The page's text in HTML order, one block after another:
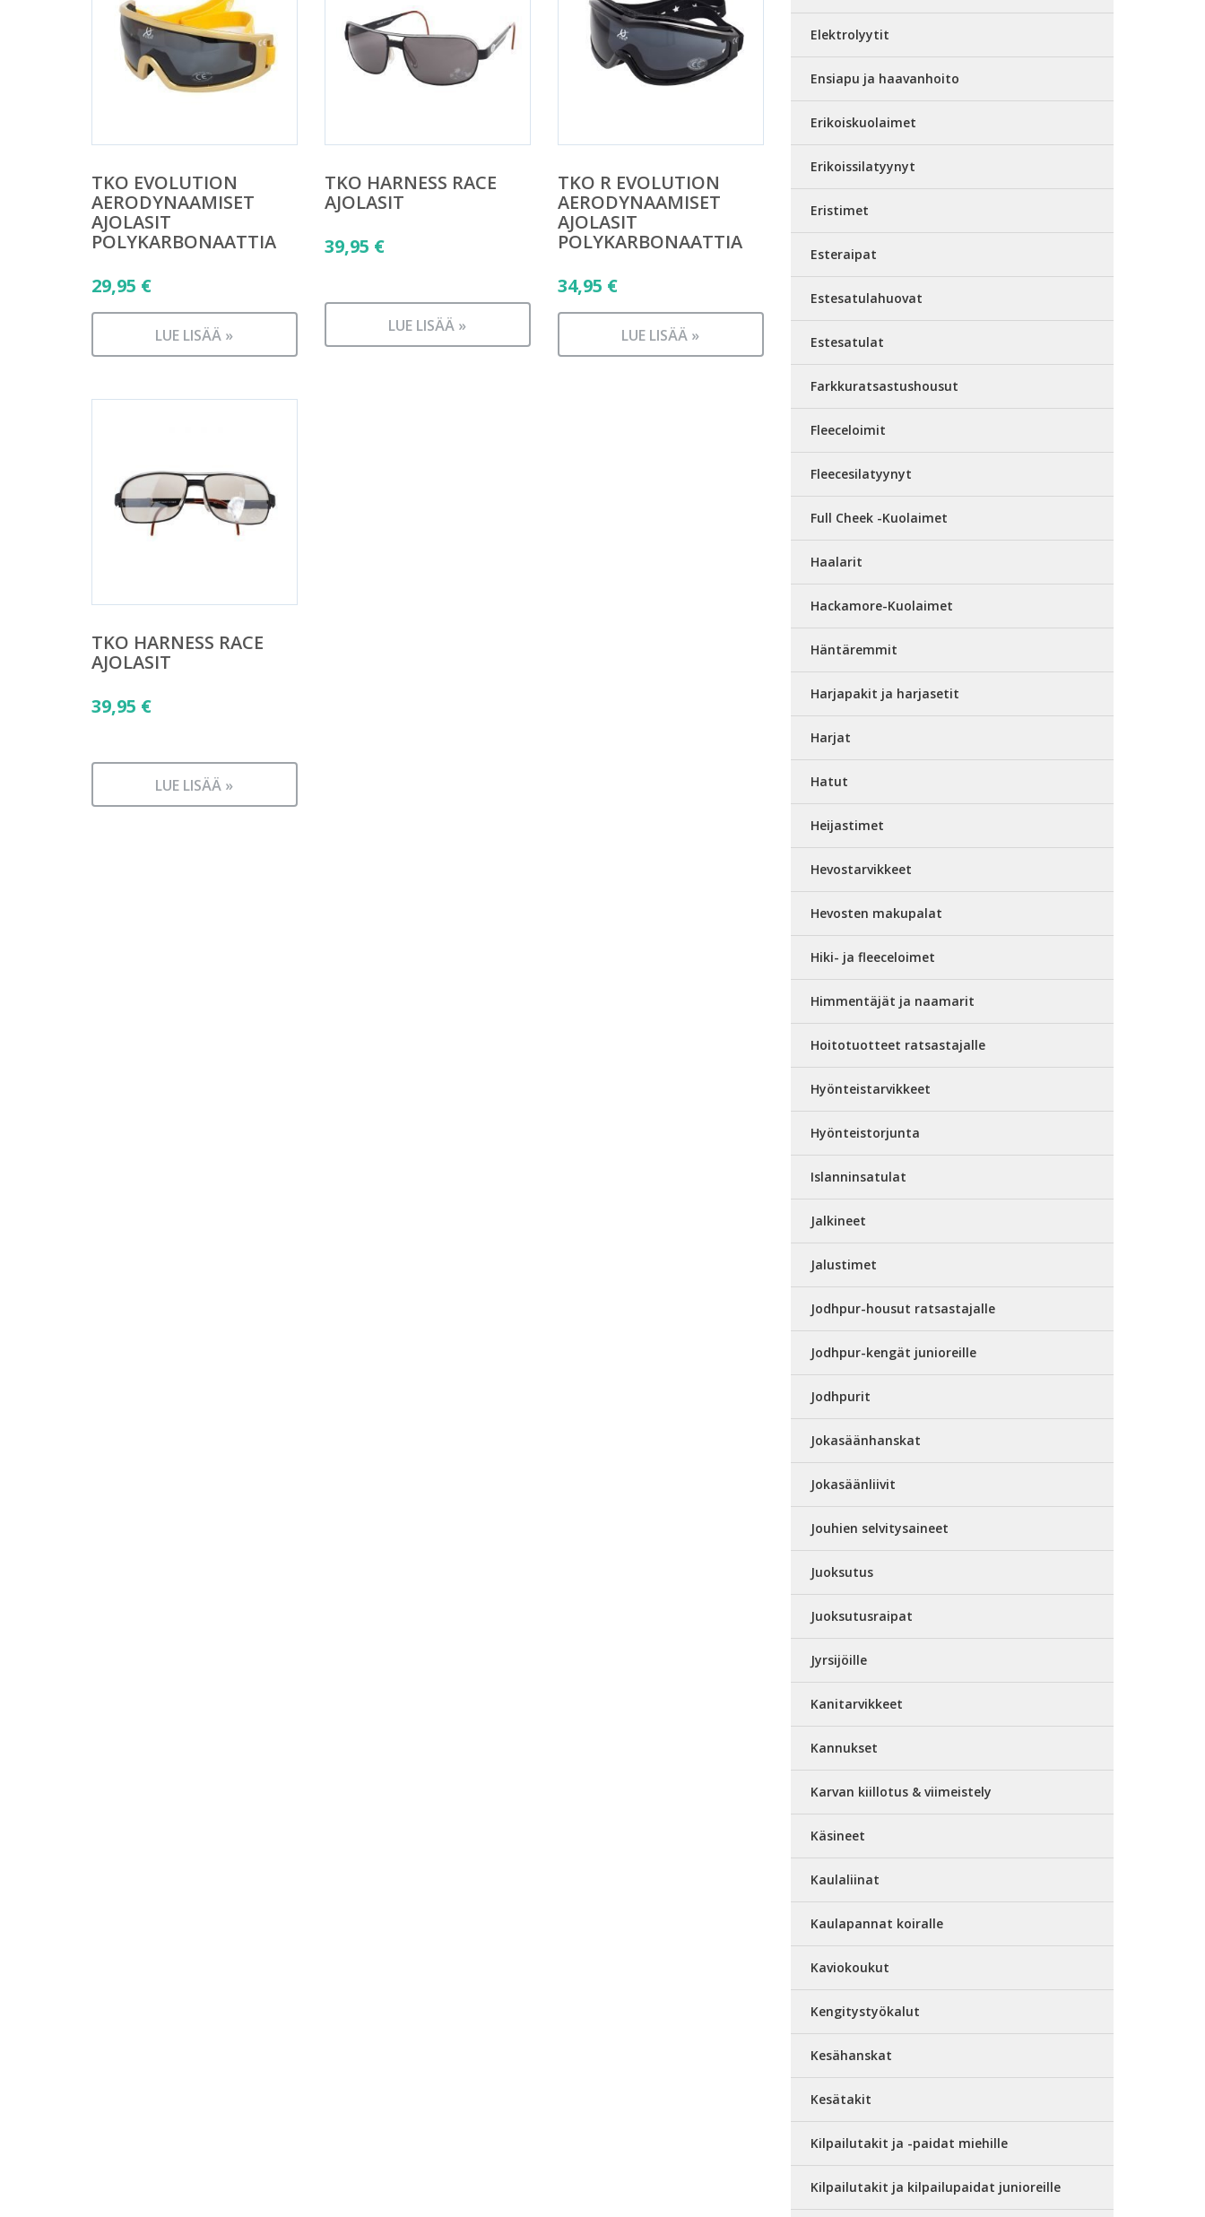
TKO EVOLUTION
AERODYNAAMISET
AJOLASIT
POLYKARBONAATTIA
29,95 €
LUE LISÄÄ »
TKO HARNESS RACE
AJOLASIT
39,95 €
LUE LISÄÄ »
TKO R EVOLUTION
AERODYNAAMISET
AJOLASIT
POLYKARBONAATTIA
34,95 €
LUE LISÄÄ »
TKO HARNESS RACE
AJOLASIT
39,95 €
LUE LISÄÄ »
Elektrolyytit
Ensiapu ja haavanhoito
Erikoiskuolaimet
Erikoissilatyynyt
Eristimet
Esteraipat
Estesatulahuovat
Estesatulat
Farkkuratsastushousut
Fleeceloimit
Fleecesilatyynyt
Full Cheek -Kuolaimet
Haalarit
Hackamore-Kuolaimet
Häntäremmit
Harjapakit ja harjasetit
Harjat
Hatut
Heijastimet
Hevostarvikkeet
Hevosten makupalat
Hiki- ja fleeceloimet
Himmentäjät ja naamarit
Hoitotuotteet ratsastajalle
Hyönteistarvikkeet
Hyönteistorjunta
Islanninsatulat
Jalkineet
Jalustimet
Jodhpur-housut ratsastajalle
Jodhpur-kengät junioreille
Jodhpurit
Jokasäänhanskat
Jokasäänliivit
Jouhien selvitysaineet
Juoksutus
Juoksutusraipat
Jyrsijöille
Kanitarvikkeet
Kannukset
Karvan kiillotus & viimeistely
Käsineet
Kaulaliinat
Kaulapannat koiralle
Kaviokoukut
Kengitystyökalut
Kesähanskat
Kesätakit
Kilpailutakit ja -paidat miehille
Kilpailutakit ja kilpailupaidat junioreille